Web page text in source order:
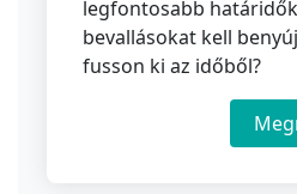
legfontosabb
bevallásokat kell
fusson ki az időből?